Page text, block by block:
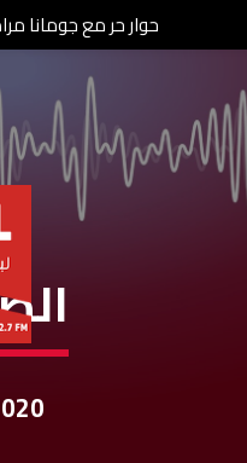
حوار حر مع جومانا